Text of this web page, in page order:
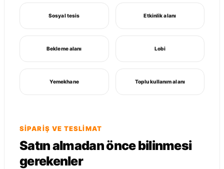
Sosyal tesis Etkinlik alanı
Bekleme alanı Lobi
Yemekhane Toplu kullanım alanı
SIPARIŞ VE TESLIMAT
Satın almadan önce bilinmesi
gerekenler